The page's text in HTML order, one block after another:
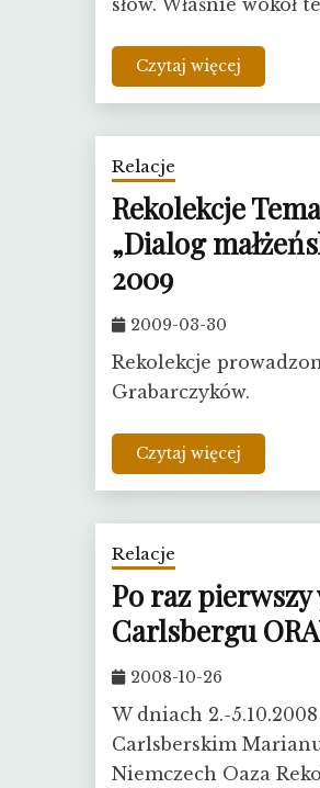
Czytaj więcej
Relacje
Rekolekcje
„Dialog
2009
2009-03-30
Rekolekcje
Grabarczyków.
Czytaj więcej
Relacje
Po raz pierwszy
Carlsbergu
2008-10-26
W dniach 2.-
Carlsberskim
Niemczech Oaza